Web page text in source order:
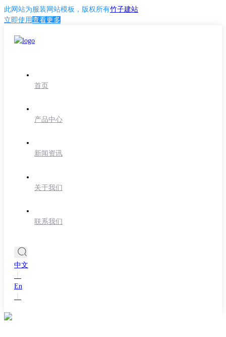
此网站为服装网站模板 ，版权所有竹子建站
立即使用查看更多
首页
产品中心
新闻资讯
关于我们
联系我们
中文
En